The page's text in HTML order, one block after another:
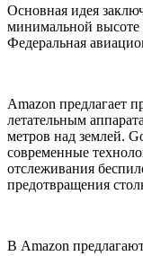
Основная идея
минимальной
Федеральная
Amazon предлагает
летательным
метров над землей.
современные
отслеживания
предотвращения
В Amazon